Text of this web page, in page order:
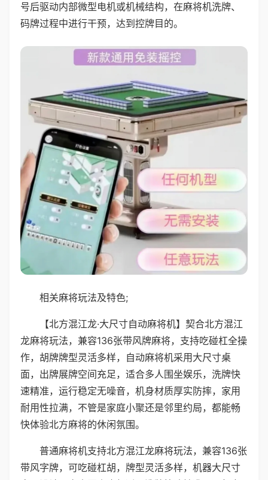
号后驱动内部微型电机或机械结构，在麻将机洗牌、
码牌过程中进行干预，达到控牌目的。
相关麻将玩法及特色;
【北方混江龙·大尺寸自动麻将机】契合北方混江
龙麻将玩法，兼容136张带风牌麻将，支持吃碰杠全操
作，胡牌牌型灵活多样，自动麻将机采用大尺寸桌
面，出牌展牌空间充足，适合多人围坐娱乐，洗牌快
速精准，运行稳定无噪音，机身材质厚实防摔，家用
耐用性拉满，不管是家庭小聚还是邻里约局，都能畅
快体验北方麻将的休闲氛围。
普通麻将机支持北方混江龙麻将玩法，兼容136张
带风字牌，可吃碰杠胡，牌型灵活多样，机器大尺寸